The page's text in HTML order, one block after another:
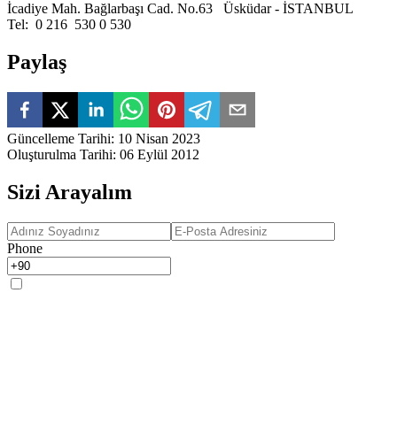
İcadiye Mah. Bağlarbaşı Cad. No.63 Üsküdar - İSTANBUL
Tel: 0 216 530 0 530
Paylaş
Güncelleme Tarihi: 10 Nisan 2023
Oluşturulma Tarihi: 06 Eylül 2012
Sizi Arayalım
Phone